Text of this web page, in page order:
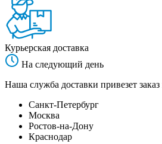
Курьерская доставка
На следующий день
Наша служба доставки привезет
Санкт-Петербург
Москва
Ростов-на-Дону
Краснодар